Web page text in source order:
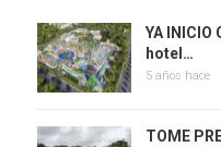
YA INICIO
hotel…
5 años hace
TOME